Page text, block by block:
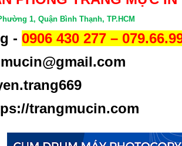
1, Quận Bình Thạnh, TP.HCM
- 0906 430 277 –
trangmucin.com